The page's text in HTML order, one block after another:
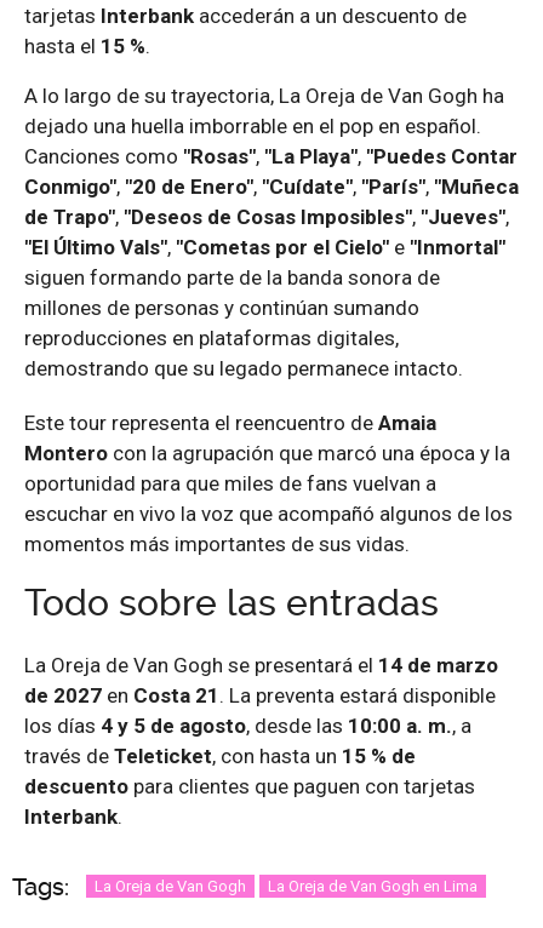
tarjetas Interbank accederán a un descuento de
hasta el 15 %.
A lo largo de su trayectoria, La Oreja de Van Gogh ha
dejado una huella imborrable en el pop en español.
Canciones como "Rosas", "La Playa", "Puedes Contar
Conmigo", "20 de Enero", "Cuídate", "París", "Muñeca
de Trapo", "Deseos de Cosas Imposibles", "Jueves",
"El Último Vals", "Cometas por el Cielo" e "Inmortal"
siguen formando parte de la banda sonora de
millones de personas y continúan sumando
reproducciones en plataformas digitales,
demostrando que su legado permanece intacto.
Este tour representa el reencuentro de Amaia
Montero con la agrupación que marcó una época y la
oportunidad para que miles de fans vuelvan a
escuchar en vivo la voz que acompañó algunos de los
momentos más importantes de sus vidas.
Todo sobre las entradas
La Oreja de Van Gogh se presentará el 14 de marzo
de 2027 en Costa 21 . La preventa estará disponible
los días 4 y 5 de agosto, desde las 10:00 a. m., a
través de Teleticket, con hasta un 15 % de
descuento para clientes que paguen con tarjetas
Interbank.
Tags: La Oreja de Van Gogh La Oreja de Van Gogh en Lima